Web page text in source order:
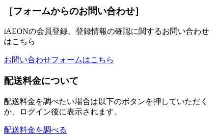
［フォームからのお問い合わせ］
iAEONの会員登録、登録情報の確認に関するお問い合わせ
はこちら
お問い合わせフォームはこちら
配送料金について
配送料金を調べたい場合は以下のボタンを押していただく
か、ログイン後に表示されます。
配送料金を調べる